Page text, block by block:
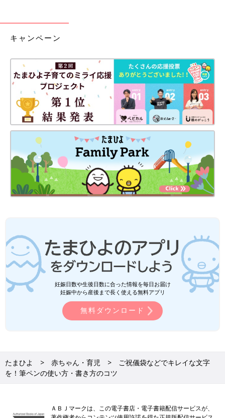
キャンペーン
妊娠日数や生後日数に合った情報を毎日お届け
妊娠中から産後まで長く使える無料アプリ
無料ダウンロード
たまひよ 赤ちゃん・育児
ご祝儀袋などでキレイな文字
を！筆ペンの使い方・書き方のコツ
ＡＢＪマークは、この電子書店・電子書籍配信サービスが、